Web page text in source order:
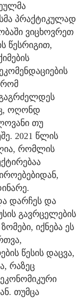
პრაქტიკულად
ვიცხოვრეთ
წესრიგით,
რომ
ოღონდ
თუ
2021 წლის
რომლის
დარჩეს და
გავრცელების
იქნება ეს
წესის დაცვა,
რაზეც
თუმცა